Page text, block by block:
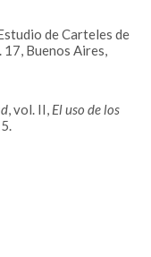
de Carteles de
17, Buenos Aires,
, vol. II, El uso de los